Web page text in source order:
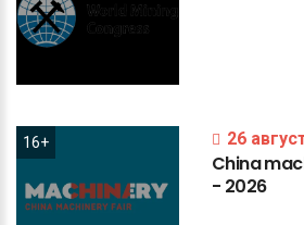
16+ 26
China
- 2026